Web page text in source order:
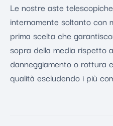
Le nostre aste
internamente soltanto con
prima scelta che
sopra della media rispetto
danneggiamento o rottura
qualità escludendo i più